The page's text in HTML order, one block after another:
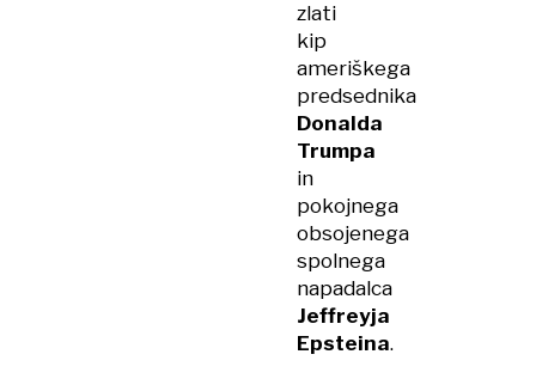
zlati
kip
ameriškega
predsednika
Donalda
Trumpa
in
pokojnega
obsojenega
spolnega
napadalca
Jeffreyja
Epsteina.